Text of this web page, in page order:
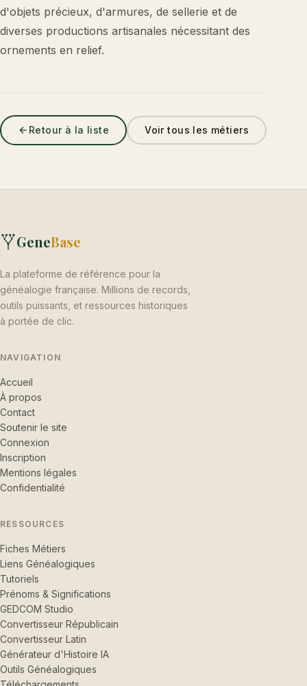
d'objets précieux, d'armures, de sellerie et de
diverses productions artisanales nécessitant des
ornements en relief.
Retour à la liste Voir tous les métiers
GeneBase
La plateforme de référence pour la
généalogie française. Millions de records,
outils puissants, et ressources historiques
à portée de clic.
NAVIGATION
Accueil
À propos
Contact
Soutenir le site
Connexion
Inscription
Mentions légales
Confidentialité
RESSOURCES
Fiches Métiers
Liens Généalogiques
Tutoriels
Prénoms & Significations
GEDCOM Studio
Convertisseur Républicain
Convertisseur Latin
Générateur d'Histoire IA
Outils Généalogiques